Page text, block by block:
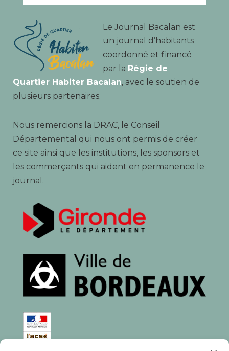
Le Journal Bacalan est
un journal d’habitants
coordonné et financé
par la Régie de
Quartier Habiter Bacalan, avec le soutien de
plusieurs partenaires.
Nous remercions la DRAC, le Conseil
Départemental qui nous ont permis de créer
ce site ainsi que les institutions, les sponsors et
les commerçants qui aident en permanence le
journal.